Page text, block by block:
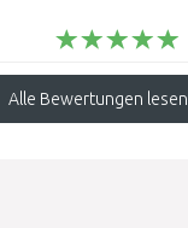
Alle Bewertungen lesen